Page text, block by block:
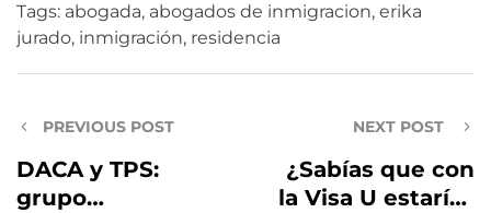
Tags: abogada, abogados de inmigracion, erika
jurado, inmigración, residencia
PREVIOUS POST
DACA y TPS:
grupo
NEXT POST
¿Sabías que con
la Visa U estarías